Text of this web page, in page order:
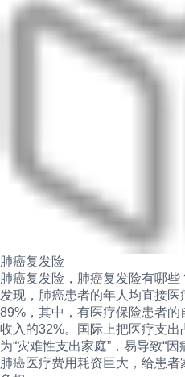
肺癌复发险
肺癌复发险，肺癌复发险有哪
发现，肺癌患者的年人均直接
89%，其中，有医疗保险患者
收入的32%。国际上把医疗支
为“灾难性支出家庭”，易导致“
肺癌医疗费用耗资巨大，给患